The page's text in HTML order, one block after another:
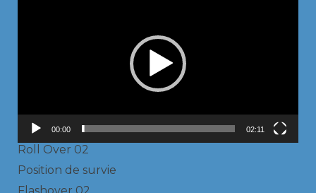
00:00 02:11
Roll Over 02
Position de survie